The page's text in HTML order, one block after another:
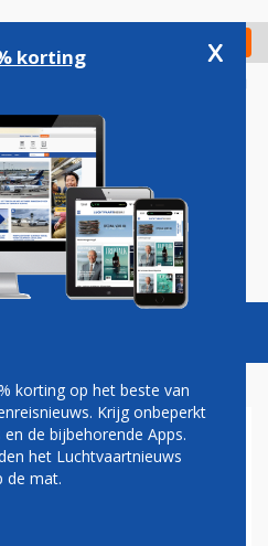
Check in
Vacatures
AAN
korting x
korting op het beste van
Krijg onbeperkt
de bijbehorende Apps.
het Luchtvaartnieuws
de mat.